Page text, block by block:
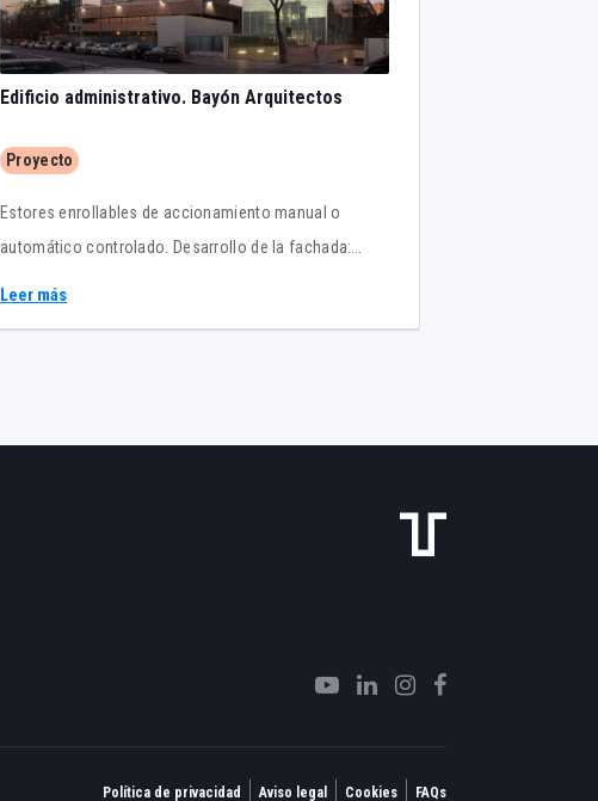
Edificio administrativo. Bayón Arquitectos
Proyecto
Estores enrollables de accionamiento manual o
automático controlado. Desarrollo de la fachada:
Leer más
Política de privacidad Aviso legal Cookies FAQs